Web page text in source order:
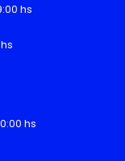
hs
hs